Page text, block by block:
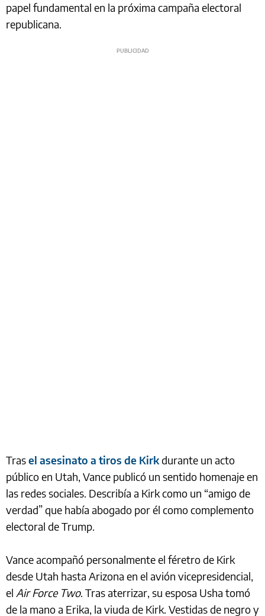
papel fundamental en la próxima campaña electoral
republicana.
Trasel asesinato a tiros de Kirkdurante un acto
público en Utah, Vance publicó un sentido homenaje en
las redes sociales. Describía a Kirk como un “amigo de
verdad” que había abogado por él como complemento
electoral de Trump.
Vance acompañó personalmente el féretro de Kirk
desde Utah hasta Arizona en el avión vicepresidencial,
el Air Force Two. Tras aterrizar, su esposa Usha tomó
de la mano a Erika, la viuda de Kirk. Vestidas de negro y